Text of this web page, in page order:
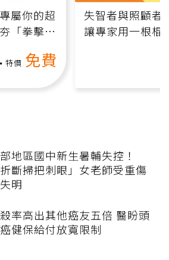
屬你的超
「拳擊有
特價 免費
失智者與照顧者
讓專家用一根棍
地區國中新生暑輔失控！
折斷掃把刺眼」女老師受重傷
明
率高出其他癌友五倍 醫盼頭
健保給付放寬限制